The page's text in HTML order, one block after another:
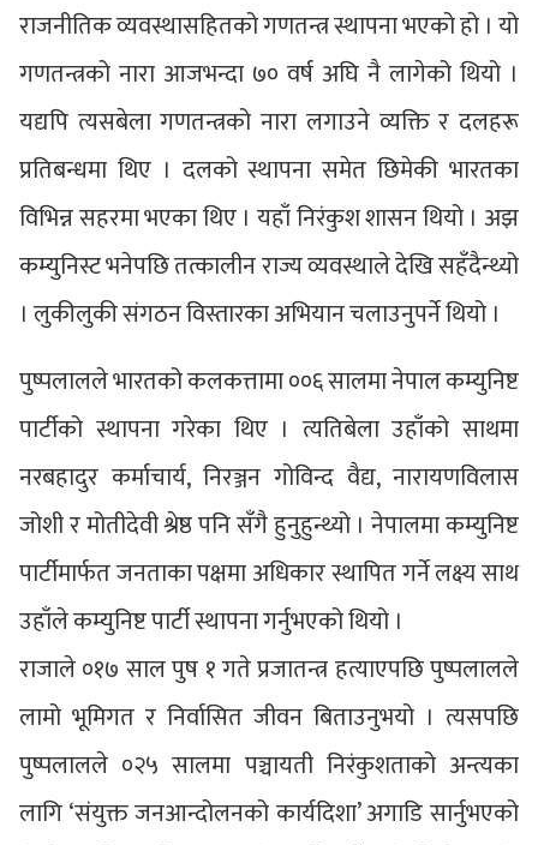
राजनीतिक व्यवस्थासहितको गणतन्त्र स्थापना भएको हो । यो
गणतन्त्रको नारा आजभन्दा ७० वर्ष अघि नै लागेको थियो ।
यद्यपि त्यसबेला गणतन्त्रको नारा लगाउने व्यक्ति र दलहरू
प्रतिबन्धमा थिए । दलको स्थापना समेत छिमेकी भारतका
विभिन्न सहरमा भएका थिए । यहाँ निरंकुश शासन थियो । अझ
कम्युनिस्ट भनेपछि तत्कालीन राज्य व्यवस्थाले देखि सहँदैन्थ्यो
। लुकीलुकी संगठन विस्तारका अभियान चलाउनुपर्ने थियो ।
पुष्पलालले भारतको कलकत्तामा ००६ सालमा नेपाल कम्युनिष्ट
पार्टीको स्थापना गरेका थिए । त्यतिबेला उहाँको साथमा
नरबहादुर कर्माचार्य, निरञ्जन गोविन्द वैद्य, नारायणविलास
जोशी र मोतीदेवी श्रेष्ठ पनि सँगै हुनुहुन्थ्यो । नेपालमा कम्युनिष्ट
पार्टीमार्फत जनताका पक्षमा अधिकार स्थापित गर्ने लक्ष्य साथ
उहाँले कम्युनिष्ट पार्टी स्थापना गर्नुभएको थियो ।
राजाले ०१७ साल पुष १ गते प्रजातन्त्र हत्याएपछि पुष्पलालले
लामो भूमिगत र निर्वासित जीवन बिताउनुभयो । त्यसपछि
पुष्पलालले ०२५ सालमा पञ्चायती निरंकुशताको अन्त्यका
लागि ‘संयुक्त जनआन्दोलनको कार्यदिशा’ अगाडि सार्नुभएको